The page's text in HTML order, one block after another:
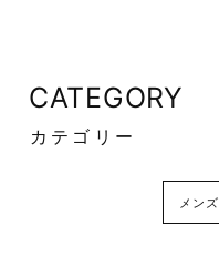
CATEGORY
カテゴリー
メンズ